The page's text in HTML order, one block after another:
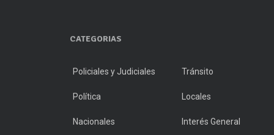
CATEGORIAS
Policiales y Judiciales Tránsito
Política Locales
Nacionales Interés General